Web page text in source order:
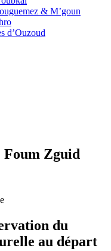
& M’goun
d’Ouzoud
Zguid
du
au départ